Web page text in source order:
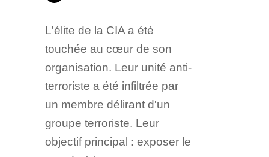
L'élite de la CIA a été
touchée au cœur de son
organisation. Leur unité anti-
terroriste a été infiltrée par
un membre délirant d'un
groupe terroriste. Leur
objectif principal : exposer le